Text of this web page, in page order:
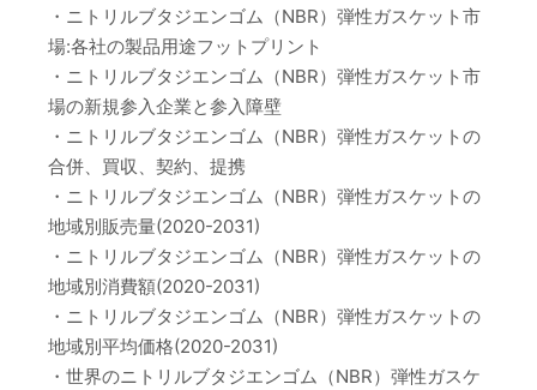
・ニトリルブタジエンゴム（NBR）弾性ガスケット市
場:各社の製品用途フットプリント
・ニトリルブタジエンゴム（NBR）弾性ガスケット市
場の新規参入企業と参入障壁
・ニトリルブタジエンゴム（NBR）弾性ガスケットの
合併、買収、契約、提携
・ニトリルブタジエンゴム（NBR）弾性ガスケットの
地域別販売量(2020-2031)
・ニトリルブタジエンゴム（NBR）弾性ガスケットの
地域別消費額(2020-2031)
・ニトリルブタジエンゴム（NBR）弾性ガスケットの
地域別平均価格(2020-2031)
・世界のニトリルブタジエンゴム（NBR）弾性ガスケ